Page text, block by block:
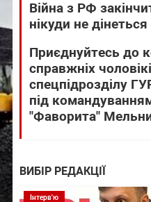
Війна з РФ
нікуди не
Приєднуйтесь до
справжніх
спецпідрозділу
під
"Фаворита"
ВИБІР РЕДАКЦІЇ
Інтерв'ю